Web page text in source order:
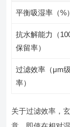
平衡吸湿率（%）
抗水解能力（
保留率）
过滤效率（μm
率）
关于过滤效率，